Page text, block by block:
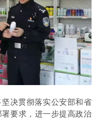
决贯彻落实公安部和省
要求，进一步提高政治